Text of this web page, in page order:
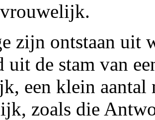
zijn ontstaan uit
uit de stam van
een klein
zoals die